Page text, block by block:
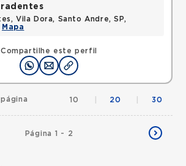
Compartilhe este perfil
Vila Dora, Santo Andre, SP,
Mapa
Página 1 - 2
10 20 30